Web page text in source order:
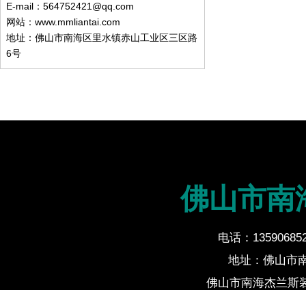
E-mail：564752421@qq.com
网站：www.mmliantai.com
地址：佛山市南海区里水镇赤山工业区三区路
6号
佛山市南
电话：
地址：佛山市
佛山市南海杰兰